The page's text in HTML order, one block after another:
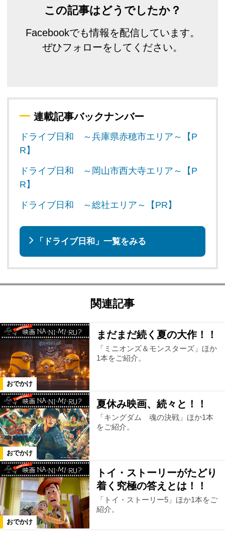
この記事はどうでしたか？
Facebookでも情報を配信しています。
ぜひフォローをしてください。
連載記事バックナンバー
ドライブ日和 ～兵庫県赤穂市エリア～【P
R】
ドライブ日和 ～岡山市西大寺エリア～【P
R】
ドライブ日和 ～総社エリア～【PR】
「ドライブ日和」一覧をみる
関連記事
おでかけ
まだまだ続く夏の大作！！
「ミニオンズ＆モンスターズ」ほか
1本をご紹介。
おでかけ
夏休み映画、続々と！！
「キングダム 魂の決戦」ほか1本
をご紹介。
おでかけ
トイ・ストーリーがたどり
着く究極の答えとは！！
「トイ・ストーリー5」ほか1本をご
紹介。